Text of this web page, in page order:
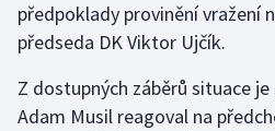
Sportovní střelba
Stolní tenis
předpoklady provinění vražení
předseda DK Viktor Ujčík.
Z dostupných záběrů situace
Adam Musil reagoval na